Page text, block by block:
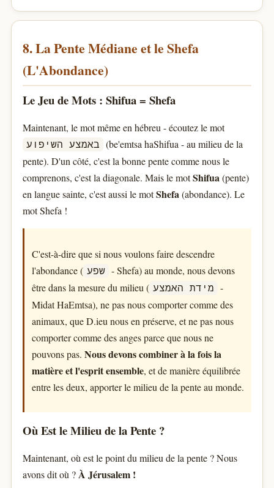
8. La Pente Médiane et le Shefa
(L'Abondance)
Le Jeu de Mots : Shifua = Shefa
Maintenant, le mot même en hébreu - écoutez le mot
באמצע השיפוע (be'emtsa haShifua - au milieu de la
pente). D'un côté, c'est la bonne pente comme nous le
comprenons, c'est la diagonale. Mais le motShifua(pente)
en langue sainte, c'est aussi le motShefa(abondance). Le
mot Shefa !
C'est-à-dire que si nous voulons faire descendre
l'abondance ( שפע - Shefa) au monde, nous devons
être dans la mesure du milieu ( מידת האמצע -
Midat HaEmtsa), ne pas nous comporter comme des
animaux, que D.ieu nous en préserve, et ne pas nous
comporter comme des anges parce que nous ne
pouvons pas. Nous devons combiner à la fois la
matière et l'esprit ensemble, et de manière équilibrée
entre les deux, apporter le milieu de la pente au monde.
Où Est le Milieu de la Pente ?
Maintenant, où est le point du milieu de la pente ? Nous
avons dit où ?À Jérusalem !